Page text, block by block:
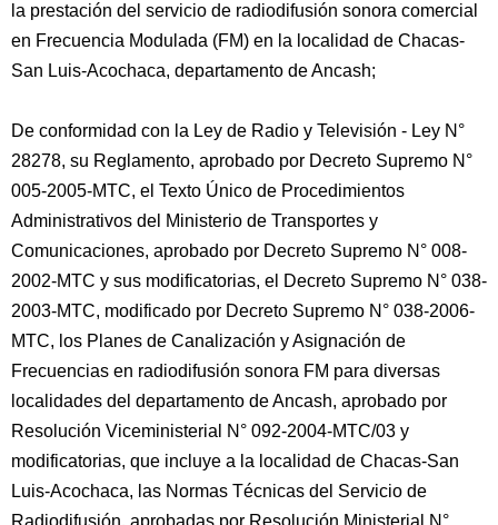
la prestación del servicio de radiodifusión sonora comercial
en Frecuencia Modulada (FM) en la localidad de Chacas-
San Luis-Acochaca, departamento de Ancash;
De conformidad con la Ley de Radio y Televisión - Ley N°
28278, su Reglamento, aprobado por Decreto Supremo N°
005-2005-MTC, el Texto Único de Procedimientos
Administrativos del Ministerio de Transportes y
Comunicaciones, aprobado por Decreto Supremo N° 008-
2002-MTC y sus modificatorias, el Decreto Supremo N° 038-
2003-MTC, modificado por Decreto Supremo N° 038-2006-
MTC, los Planes de Canalización y Asignación de
Frecuencias en radiodifusión sonora FM para diversas
localidades del departamento de Ancash, aprobado por
Resolución Viceministerial N° 092-2004-MTC/03 y
modificatorias, que incluye a la localidad de Chacas-San
Luis-Acochaca, las Normas Técnicas del Servicio de
Radiodifusión, aprobadas por Resolución Ministerial N°